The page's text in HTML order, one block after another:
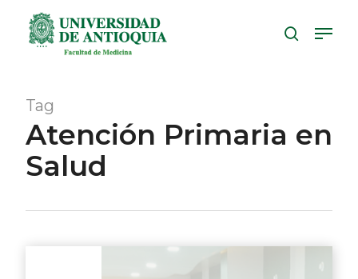
search
Menu
Tag
Atención Primaria en
Salud